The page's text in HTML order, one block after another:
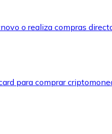
o realiza compras
para comprar